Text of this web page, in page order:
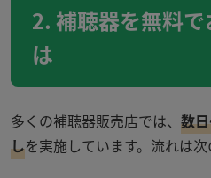
2. 補聴器を無料
は
多くの補聴器販売店では、 数
しを実施しています。流れは次